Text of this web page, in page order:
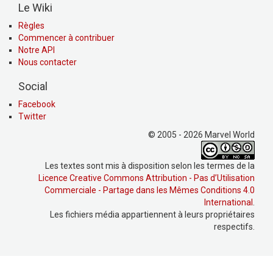
Le Wiki
Règles
Commencer à contribuer
Notre API
Nous contacter
Social
Facebook
Twitter
© 2005 - 2026 Marvel World
Les textes sont mis à disposition selon les termes de la
Licence Creative Commons Attribution - Pas d’Utilisation
Commerciale - Partage dans les Mêmes Conditions 4.0
International
Les fichiers média appartiennent à leurs propriétaires
respectifs.